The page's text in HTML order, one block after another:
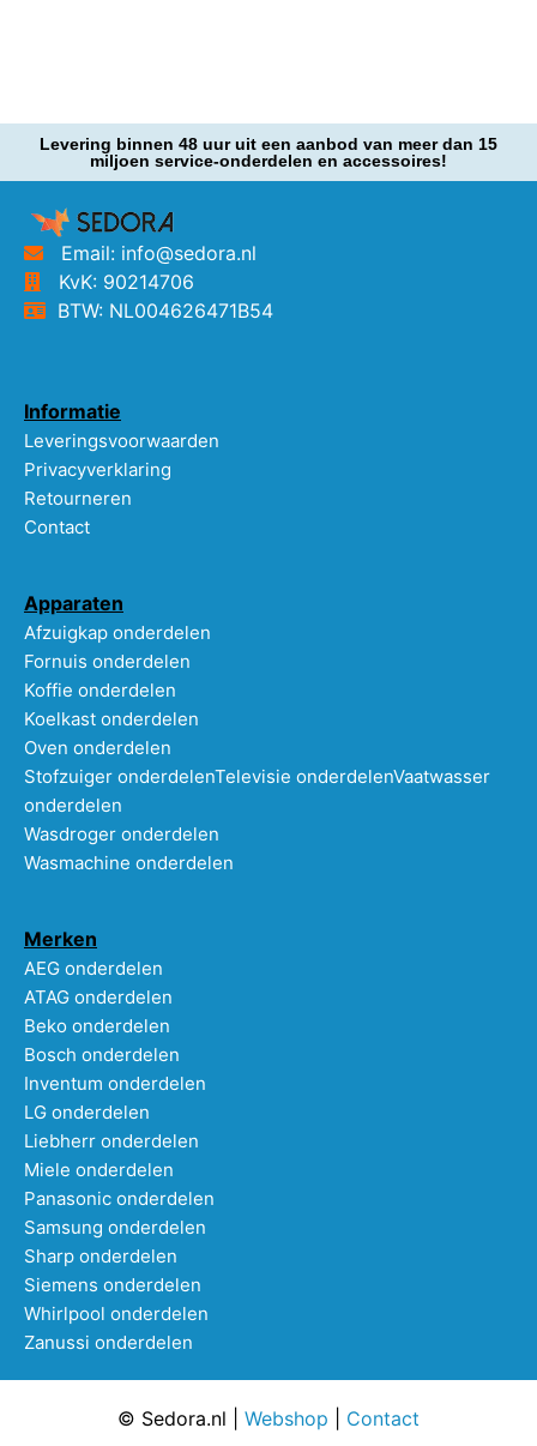
Levering binnen 48 uur uit een aanbod van meer dan 15
miljoen service-onderdelen en accessoires!
Email: info@sedora.nl
KvK: 90214706
BTW: NL004626471B54
Informatie
Leveringsvoorwaarden
Privacyverklaring
Retourneren
Contact
Apparaten
Afzuigkap onderdelen
Fornuis onderdelen
Koffie onderdelen
Koelkast onderdelen
Oven onderdelen
Stofzuiger onderdelenTelevisie onderdelenVaatwasser
onderdelen
Wasdroger onderdelen
Wasmachine onderdelen
Merken
AEG onderdelen
ATAG onderdelen
Beko onderdelen
Bosch onderdelen
Inventum onderdelen
LG onderdelen
Liebherr onderdelen
Miele onderdelen
Panasonic onderdelen
Samsung onderdelen
Sharp onderdelen
Siemens onderdelen
Whirlpool onderdelen
Zanussi onderdelen
© Sedora.nl | Webshop Contact